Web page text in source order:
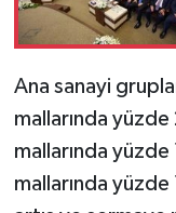
Ana sanayi
mallarında yüzde
mallarında yüzde
mallarında